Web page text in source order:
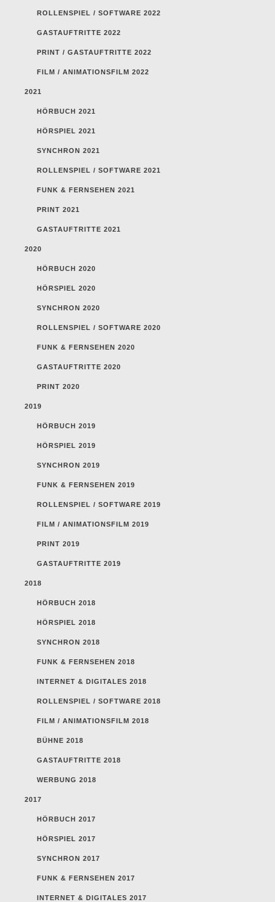
ROLLENSPIEL / SOFTWARE 2022
GASTAUFTRITTE 2022
PRINT / GASTAUFTRITTE 2022
FILM / ANIMATIONSFILM 2022
2021
HÖRBUCH 2021
HÖRSPIEL 2021
SYNCHRON 2021
ROLLENSPIEL / SOFTWARE 2021
FUNK & FERNSEHEN 2021
PRINT 2021
GASTAUFTRITTE 2021
2020
HÖRBUCH 2020
HÖRSPIEL 2020
SYNCHRON 2020
ROLLENSPIEL / SOFTWARE 2020
FUNK & FERNSEHEN 2020
GASTAUFTRITTE 2020
PRINT 2020
2019
HÖRBUCH 2019
HÖRSPIEL 2019
SYNCHRON 2019
FUNK & FERNSEHEN 2019
ROLLENSPIEL / SOFTWARE 2019
FILM / ANIMATIONSFILM 2019
PRINT 2019
GASTAUFTRITTE 2019
2018
HÖRBUCH 2018
HÖRSPIEL 2018
SYNCHRON 2018
FUNK & FERNSEHEN 2018
INTERNET & DIGITALES 2018
ROLLENSPIEL / SOFTWARE 2018
FILM / ANIMATIONSFILM 2018
BÜHNE 2018
GASTAUFTRITTE 2018
WERBUNG 2018
2017
HÖRBUCH 2017
HÖRSPIEL 2017
SYNCHRON 2017
FUNK & FERNSEHEN 2017
INTERNET & DIGITALES 2017